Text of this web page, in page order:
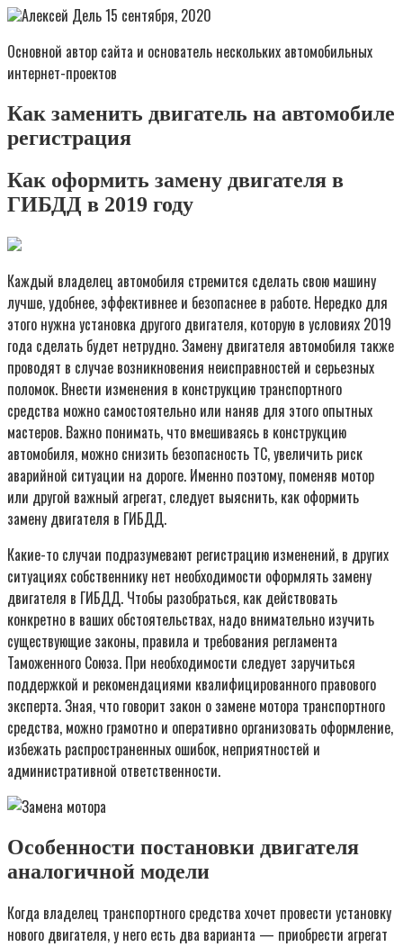
Алексей Дель 15 сентября, 2020
Основной автор сайта и основатель нескольких автомобильных
интернет-проектов
Как заменить двигатель на автомобиле
регистрация
Как оформить замену двигателя в
ГИБДД в 2019 году
Каждый владелец автомобиля стремится сделать свою машину
лучше, удобнее, эффективнее и безопаснее в работе. Нередко для
этого нужна установка другого двигателя, которую в условиях 2019
года сделать будет нетрудно. Замену двигателя автомобиля также
проводят в случае возникновения неисправностей и серьезных
поломок. Внести изменения в конструкцию транспортного
средства можно самостоятельно или наняв для этого опытных
мастеров. Важно понимать, что вмешиваясь в конструкцию
автомобиля, можно снизить безопасность ТС, увеличить риск
аварийной ситуации на дороге. Именно поэтому, поменяв мотор
или другой важный агрегат, следует выяснить, как оформить
замену двигателя в ГИБДД.
Какие-то случаи подразумевают регистрацию изменений, в других
ситуациях собственнику нет необходимости оформлять замену
двигателя в ГИБДД. Чтобы разобраться, как действовать
конкретно в ваших обстоятельствах, надо внимательно изучить
существующие законы, правила и требования регламента
Таможенного Союза. При необходимости следует заручиться
поддержкой и рекомендациями квалифицированного правового
эксперта. Зная, что говорит закон о замене мотора транспортного
средства, можно грамотно и оперативно организовать оформление,
избежать распространенных ошибок, неприятностей и
административной ответственности.
Особенности постановки двигателя
аналогичной модели
Когда владелец транспортного средства хочет провести установку
нового двигателя, у него есть два варианта — приобрести агрегат